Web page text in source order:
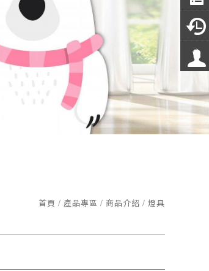
來，榮譽志工特別專訪
雙眼!
首頁 產品專區 商品介紹 燈具